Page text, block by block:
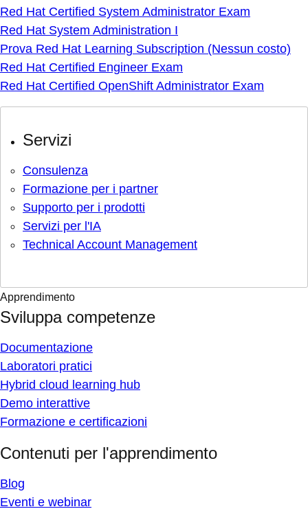
Red Hat Certified System Administrator Exam
Red Hat System Administration I
Prova Red Hat Learning Subscription (Nessun costo)
Red Hat Certified Engineer Exam
Red Hat Certified OpenShift Administrator Exam
Servizi
Consulenza
Formazione per i partner
Supporto per i prodotti
Servizi per l'IA
Technical Account Management
Apprendimento
Sviluppa competenze
Documentazione
Laboratori pratici
Hybrid cloud learning hub
Demo interattive
Formazione e certificazioni
Contenuti per l'apprendimento
Blog
Eventi e webinar